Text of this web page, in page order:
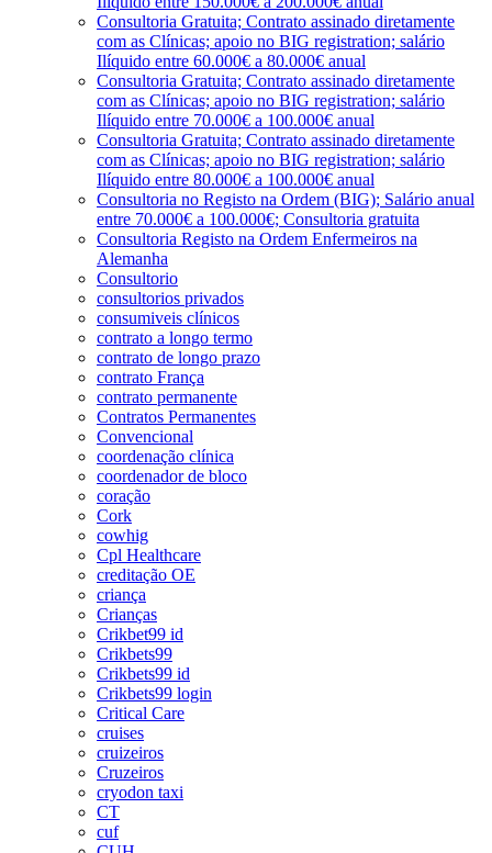
Consultoria Gratuita; Contrato assinado diretamente
com as Clínicas; apoio no BIG registration; salário
Ilíquido entre 60.000€ a 80.000€ anual
Consultoria Gratuita; Contrato assinado diretamente
com as Clínicas; apoio no BIG registration; salário
Ilíquido entre 70.000€ a 100.000€ anual
Consultoria Gratuita; Contrato assinado diretamente
com as Clínicas; apoio no BIG registration; salário
Ilíquido entre 80.000€ a 100.000€ anual
Consultoria no Registo na Ordem (BIG); Salário anual
entre 70.000€ a 100.000€; Consultoria gratuita
Consultoria Registo na Ordem Enfermeiros na
Alemanha
Consultorio
consultorios privados
consumiveis clínicos
contrato a longo termo
contrato de longo prazo
contrato França
contrato permanente
Contratos Permanentes
Convencional
coordenação clínica
coordenador de bloco
coração
Cork
cowhig
Cpl Healthcare
creditação OE
criança
Crianças
Crikbet99 id
Crikbets99
Crikbets99 id
Crikbets99 login
Critical Care
cruises
cruizeiros
Cruzeiros
cryodon taxi
CT
cuf